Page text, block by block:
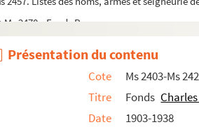
Ms 2470-. Fonds Roux
2472. [Un cahier de six partitions]
Présentation du contenu
Cote
Ms 2403-Ms
Titre
Fonds
Date
1903-1938